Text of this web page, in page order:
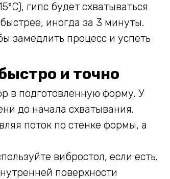
гипс будет схватываться
иногда за 3 минуты.
замедлить процесс и успеть
и точно
в подготовленную форму. У
до начала схватывания.
поток по стенке формы, а
вибростол, если есть.
поверхности